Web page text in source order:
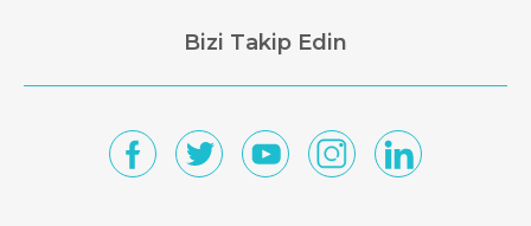
Bizi Takip Edin